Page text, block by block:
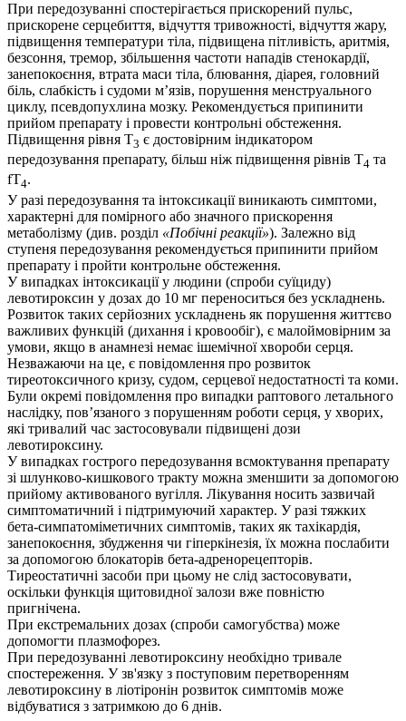
При передозуванні спостерігається прискорений пульс,
прискорене серцебиття, відчуття тривожності, відчуття жару,
підвищення температури тіла, підвищена пітливість, аритмія,
безсоння, тремор, збільшення частоти нападів стенокардії,
занепокоєння, втрата маси тіла, блювання, діарея, головний
біль, слабкість і судоми м’язів, порушення менструального
циклу, псевдопухлина мозку. Рекомендується припинити
прийом препарату і провести контрольні обстеження.
Підвищення рівня Т3 є достовірним індикатором
передозування препарату, більш ніж підвищення рівнів Т4 та
fТ4.
У разі передозування та інтоксикації виникають симптоми,
характерні для помірного або значного прискорення
метаболізму (див. розділ «Побічні реакції»). Залежно від
ступеня передозування рекомендується припинити прийом
препарату і пройти контрольне обстеження.
У випадках інтоксикації у людини (спроби суїциду)
левотироксин у дозах до 10 мг переноситься без ускладнень.
Розвиток таких серйозних ускладнень як порушення життєво
важливих функцій (дихання і кровообіг), є малоймовірним за
умови, якщо в анамнезі немає ішемічної хвороби серця.
Незважаючи на це, є повідомлення про розвиток
тиреотоксичного кризу, судом, серцевої недостатності та коми.
Були окремі повідомлення про випадки раптового летального
наслідку, пов’язаного з порушенням роботи серця, у хворих,
які тривалий час застосовували підвищені дози
левотироксину.
У випадках гострого передозування всмоктування препарату
зі шлунково-кишкового тракту можна зменшити за допомогою
прийому активованого вугілля. Лікування носить зазвичай
симптоматичний і підтримуючий характер. У разі тяжких
бета-симпатоміметичних симптомів, таких як тахікардія,
занепокоєння, збудження чи гіперкінезія, їх можна послабити
за допомогою блокаторів бета-адренорецепторів.
Тиреостатичні засоби при цьому не слід застосовувати,
оскільки функція щитовидної залози вже повністю
пригнічена.
При екстремальних дозах (спроби самогубства) може
допомогти плазмофорез.
При передозуванні левотироксину необхідно тривале
спостереження. У зв'язку з поступовим перетворенням
левотироксину в ліотіронін розвиток симптомів може
відбуватися з затримкою до 6 днів.